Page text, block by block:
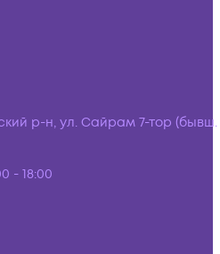
р-н, ул. Сайрам 7-тор (бывш.
- 18:00